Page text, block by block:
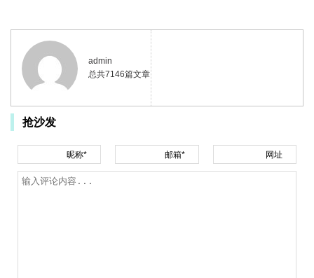
admin
总共7146篇文章
抢沙发
昵称* 邮箱* 网址